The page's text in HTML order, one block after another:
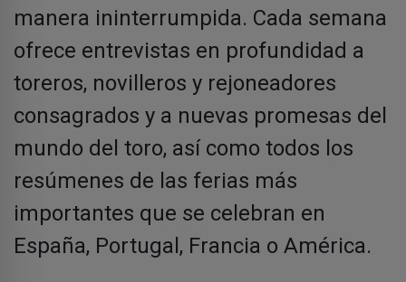
manera ininterrumpida. Cada semana
ofrece entrevistas en profundidad a
toreros, novilleros y rejoneadores
consagrados y a nuevas promesas del
mundo del toro, así como todos los
resúmenes de las ferias más
importantes que se celebran en
España, Portugal, Francia o América.